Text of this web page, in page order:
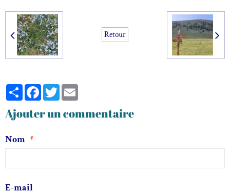
Retour
PartagerFacebook
Twitter
Ajouter un commentaire
Nom
E-mail